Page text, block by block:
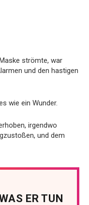
strömte, war
und den hastigen
wie ein Wunder.
irgendwo
und dem
ER TUN